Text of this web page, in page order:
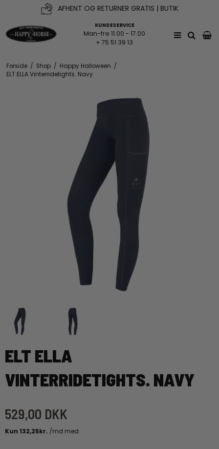
AFHENT OG RETURNER GRATIS | BUTIK
KUNDESERVICE
Man-fre 11.00 - 17.00
+ 75 51 39 13
Forside / Shop / Happy Halloween /
ELT ELLA Vinterridetights. Navy
ELT ELLA
VINTERRIDETIGHTS. NAVY
529,00 DKK